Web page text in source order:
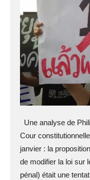
Une analyse de
Cour
janvier : la
de modifier la loi sur
pénal) était une